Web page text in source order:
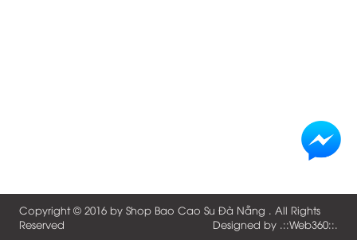
Copyright © 2016 by Shop Bao Cao Su Đà Nẵng . All Rights
Reserved
Designed by .::Web360::.